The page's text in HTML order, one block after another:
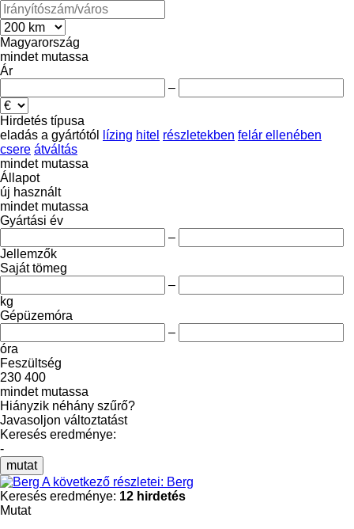
Magyarország
mindet mutassa
Ár
–
Hirdetés típusa
eladás a gyártótól lízing hitel részletekben felár ellenében
csere átváltás
mindet mutassa
Állapot
új használt
mindet mutassa
Gyártási év
–
Jellemzők
Saját tömeg
–
kg
Gépüzemóra
–
óra
Feszültség
230 400
mindet mutassa
Hiányzik néhány szűrő?
Javasoljon változtatást
Keresés eredménye:
-
mutat
A következő részletei: Berg
Keresés eredménye: 12 hirdetés
Mutat